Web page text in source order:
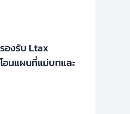
องรับ Ltax
อนแผนที่แม่บทและ